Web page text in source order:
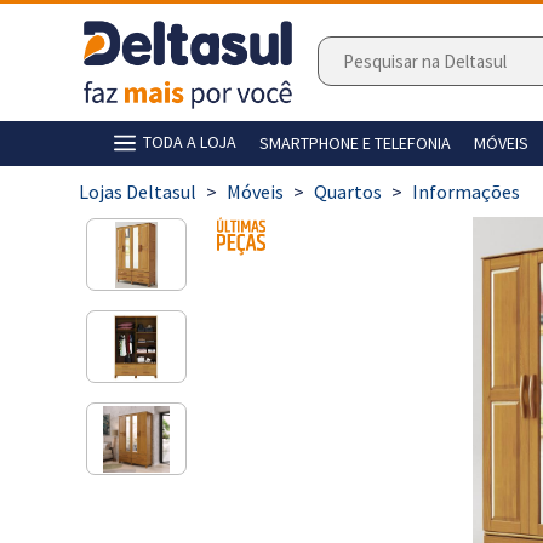
TODA A LOJA SMARTPHONE E TELEFONIA MÓVEIS
> Móveis > Quartos > Informações